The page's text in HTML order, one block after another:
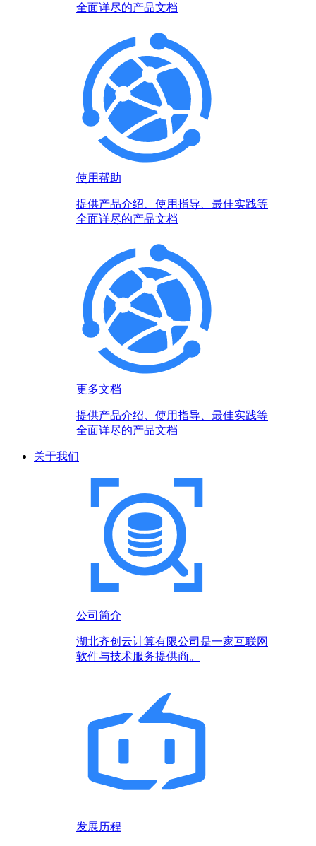
全面详尽的产品文档
使用帮助
提供产品介绍、使用指导、最佳实践等
全面详尽的产品文档
更多文档
提供产品介绍、使用指导、最佳实践等
全面详尽的产品文档
关于我们
公司简介
湖北齐创云计算有限公司是一家互联网
软件与技术服务提供商。
发展历程